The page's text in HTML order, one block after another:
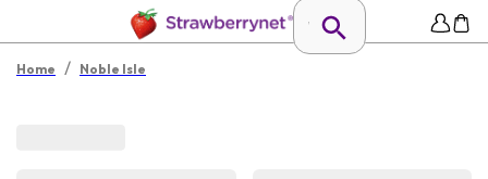
Home / Noble Isle